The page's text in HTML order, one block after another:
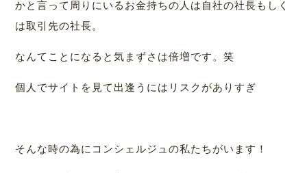
かと言って周りにいるお金持ちの人は自社の社長もしく
は取引先の社長。
なんてことになると気まずさは倍増です。笑
個人でサイトを見て出逢うにはリスクがありすぎ
そんな時の為にコンシェルジュの私たちがいます！